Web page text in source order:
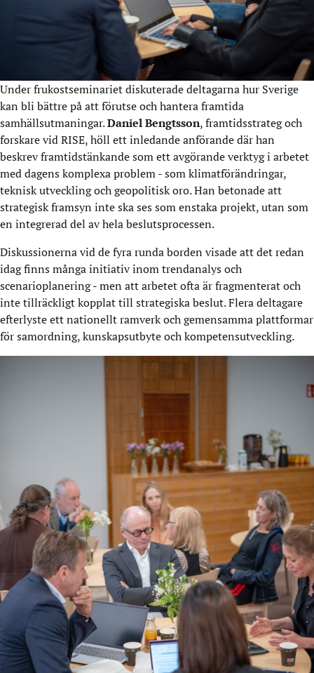
Under frukostseminariet diskuterade deltagarna hur Sverige
kan bli bättre på att förutse och hantera framtida
samhällsutmaningar.Daniel Bengtsson, framtidsstrateg och
forskare vid RISE, höll ett inledande anförande där han
beskrev framtidstänkande som ett avgörande verktyg i arbetet
med dagens komplexa problem - som klimatförändringar,
teknisk utveckling och geopolitisk oro. Han betonade att
strategisk framsyn inte ska ses som enstaka projekt, utan som
en integrerad del av hela beslutsprocessen.
Diskussionerna vid de fyra runda borden visade att det redan
idag finns många initiativ inom trendanalys och
scenarioplanering - men att arbetet ofta är fragmenterat och
inte tillräckligt kopplat till strategiska beslut. Flera deltagare
efterlyste ett nationellt ramverk och gemensamma plattformar
för samordning, kunskapsutbyte och kompetensutveckling.